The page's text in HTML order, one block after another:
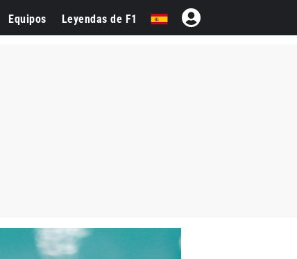
Equipos Leyendas de F1